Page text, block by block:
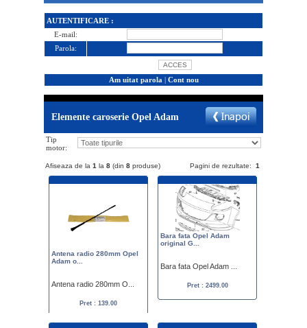
AUTENTIFICARE :
E-mail:
Parola:
Am uitat parola | Cont nou
Elemente caroserie Opel Adam
Tip
motor:
Afiseaza de la 1 la 8 (din 8 produse) Pagini de rezultate: 1
Antena radio 280mm Opel
Adam o...
Antena radio 280mm O...
Pret : 139.00
Bara fata Opel Adam
original G...
Bara fata Opel Adam ...
Pret : 2499.00